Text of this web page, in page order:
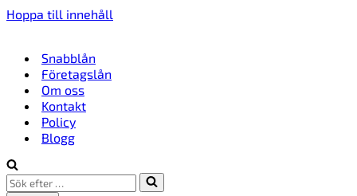
Hoppa till innehåll
Snabblån
Företagslån
Om oss
Kontakt
Policy
Blogg
Sök